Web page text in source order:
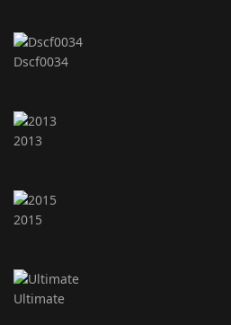
Dscf0034
2013
2015
Ultimate